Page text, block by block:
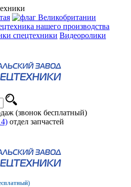
нашего производства
спецтехники Видеоролики
(звонок бесплатный)
отдел запчастей